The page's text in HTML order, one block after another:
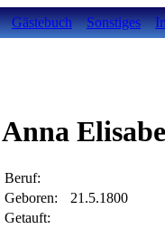
Gästebuch Sonstiges
Anna
Beruf:
Geboren:
21.5.1800
Getauft: